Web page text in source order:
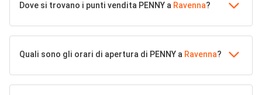
Dove si trovano i punti vendita PENNY a Ravenna?
Quali sono gli orari di apertura di PENNY a Ravenna?